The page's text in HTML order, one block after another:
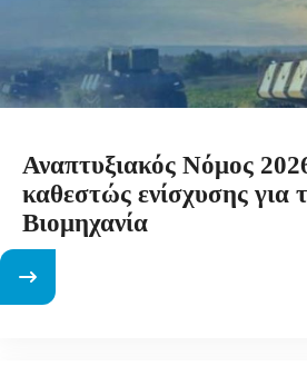
Αναπτυξιακός Νόμος
καθεστώς ενίσχυσης για
Βιομηχανία